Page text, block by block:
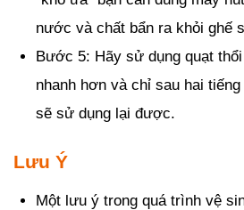
nước và chất bẩn ra khỏi ghế
Bước 5: Hãy sử dụng quạt
nhanh hơn và chỉ sau hai
sẽ sử dụng lại được.
Lưu Ý
Một lưu ý trong quá trình vệ